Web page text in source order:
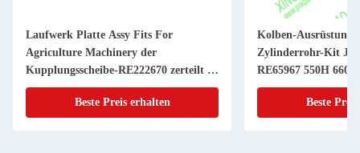
Laufwerk Platte Assy Fits For
Agriculture Machinery der
Kupplungsscheibe-RE222670 zerteilt 11
Zoll 20 KEIL
Beste Preis erhalten
Kolben-Ausrüstung
Zylinderrohr-Kit JDs
RE65967 550H 6603
Powerthch Turbo
Beste